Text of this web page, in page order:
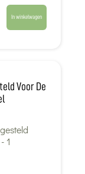
In winkelwagen
Voor De